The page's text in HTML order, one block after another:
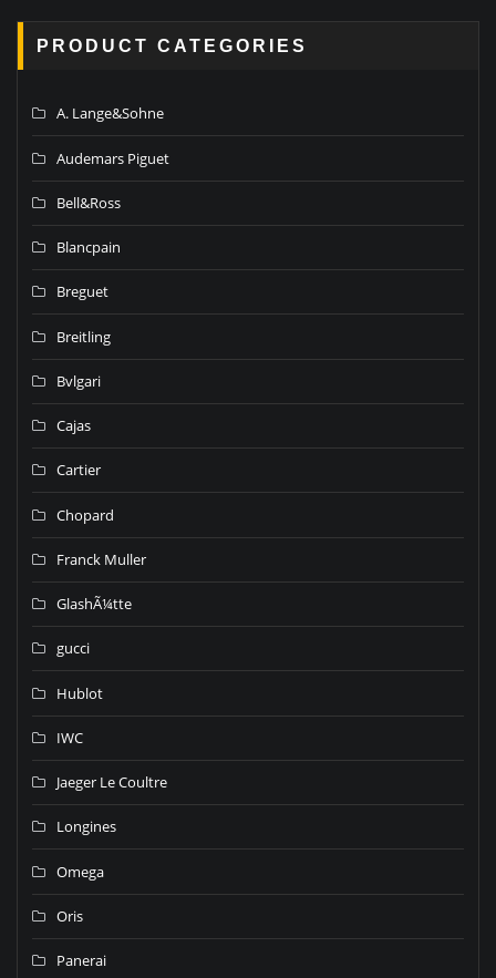
PRODUCT CATEGORIES
A. Lange&Sohne
Audemars Piguet
Bell&Ross
Blancpain
Breguet
Breitling
Bvlgari
Cajas
Cartier
Chopard
Franck Muller
GlashÃ¼tte
gucci
Hublot
IWC
Jaeger Le Coultre
Longines
Omega
Oris
Panerai